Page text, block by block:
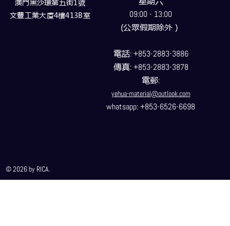
澳門黑沙環第五街1號
文豐工業大廈4樓413B室
09:00 - 13:00
(公眾假期除外）
電話: +853-2883-3886
傳真: +853-2883-3878
電郵:
yehua-material@outlook.com
whatsapp: +853-6526-6698
© 2026 by RICA.